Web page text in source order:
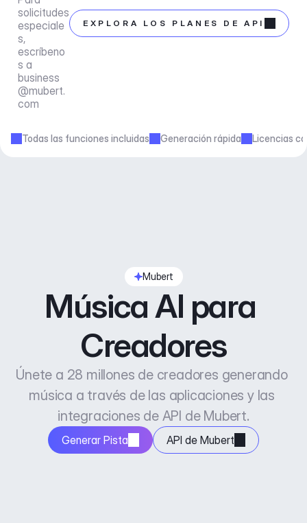
solicitudes
especiale
s,
escríbeno
business
@mubert.
com
EXPLORA LOS PLANES DE API
Todas las funciones incluidas Generación rápida Licencias
Mubert
Música AI para
Creadores
Únete a 28 millones de creadores generando
música a través de las aplicaciones y las
integraciones de API de Mubert.
Generar Pista API de Mubert